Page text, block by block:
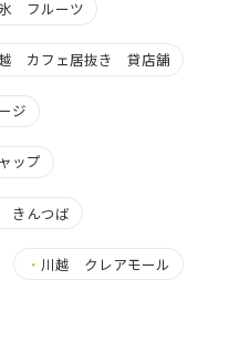
フルーツ
カフェ居抜き 貸店舗
ジ
ップ
きんつば
・ 川越 クレアモール